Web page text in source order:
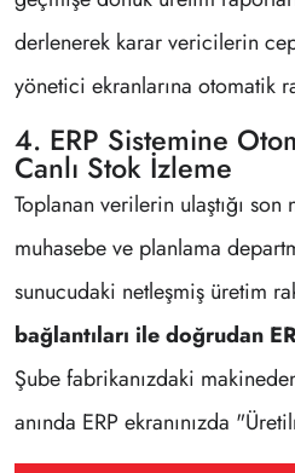
derlenerek karar vericilerin
yönetici ekranlarına otomatik
4. ERP Sistemine
Canlı Stok İzleme
Toplanan verilerin ulaştığı
muhasebe ve planlama
sunucudaki netleşmiş üretim
bağlantıları ile doğrudan
Şube fabrikanızdaki
anında ERP ekranınızda